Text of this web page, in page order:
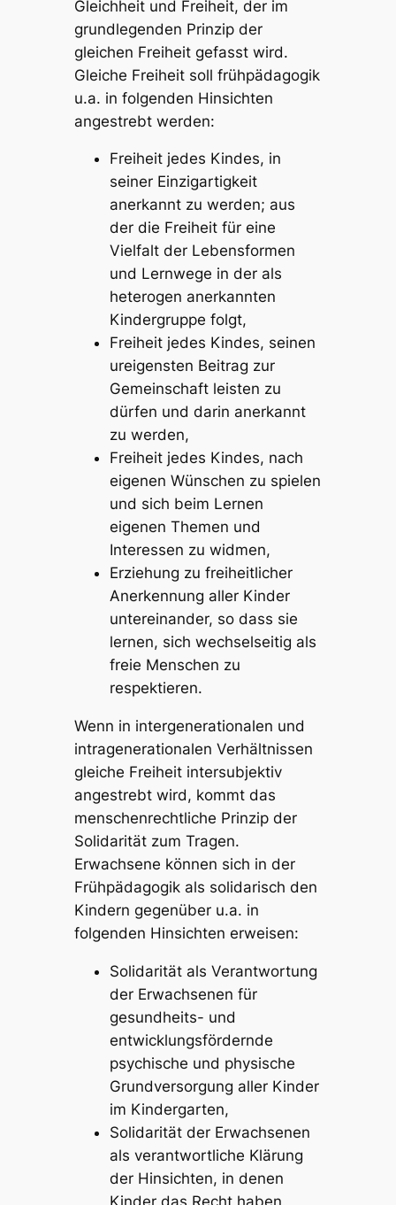
Gleichheit und Freiheit, der im
grundlegenden Prinzip der
gleichen Freiheitgefasst wird.
Gleiche Freiheit soll frühpädagogik
u.a. in folgenden Hinsichten
angestrebt werden:
Freiheit jedes Kindes, in
seiner Einzigartigkeit
anerkannt zu werden; aus
der die Freiheit für eine
Vielfalt der Lebensformen
und Lernwege in der als
heterogen anerkannten
Kindergruppe folgt,
Freiheit jedes Kindes, seinen
ureigensten Beitrag zur
Gemeinschaft leisten zu
dürfen und darin anerkannt
zu werden,
Freiheit jedes Kindes, nach
eigenen Wünschen zu spielen
und sich beim Lernen
eigenen Themen und
Interessen zu widmen,
Erziehung zu freiheitlicher
Anerkennung aller Kinder
untereinander, so dass sie
lernen, sich wechselseitig als
freie Menschen zu
respektieren.
Wenn in intergenerationalen und
intragenerationalen Verhältnissen
gleiche Freiheit intersubjektiv
angestrebt wird, kommt das
menschenrechtliche Prinzip der
Solidaritätzum Tragen.
Erwachsene können sich in der
Frühpädagogik als solidarisch den
Kindern gegenüber u.a. in
folgenden Hinsichten erweisen:
Solidarität als Verantwortung
der Erwachsenen für
gesundheits- und
entwicklungsfördernde
psychische und physische
Grundversorgung aller Kinder
im Kindergarten,
Solidarität der Erwachsenen
als verantwortliche Klärung
der Hinsichten, in denen
Kinder das Recht haben,